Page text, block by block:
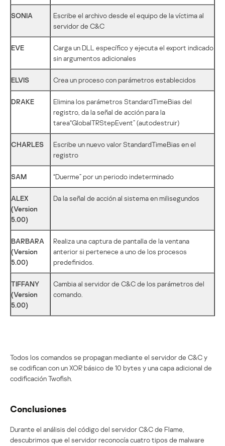
SONIA
Escribe el archivo desde el equipo de la víctima al
servidor de C&C
EVE
Carga un DLL específico y ejecuta el export indicado
sin argumentos adicionales
ELVIS Crea un proceso con parámetros establecidos
DRAKE
Elimina los parámetros StandardTimeBias del
registro, da la señal de acción para la
tarea“GlobalTRStepEvent” (autodestruir)
CHARLES
Escribe un nuevo valor StandardTimeBias en el
registro
SAM “Duerme” por un periodo indeterminado
ALEX
(Version
5.00)
Da la señal de acción al sistema en milisegundos
BARBARA
(Version
5.00)
Realiza una captura de pantalla de la ventana
anterior si pertenece a uno de los procesos
predefinidos.
TIFFANY
(Version
5.00)
Cambia al servidor de C&C de los parámetros del
comando.
Todos los comandos se propagan mediante el servidor de C&C y
se codifican con un XOR básico de 10 bytes y una capa adicional de
codificación Twofish.
Conclusiones
Durante el análisis del código del servidor C&C de Flame,
descubrimos que el servidor reconocía cuatro tipos de malware